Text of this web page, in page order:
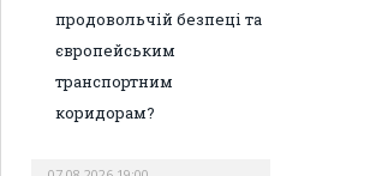
продовольчій безпеці та
європейським
транспортним
коридорам?